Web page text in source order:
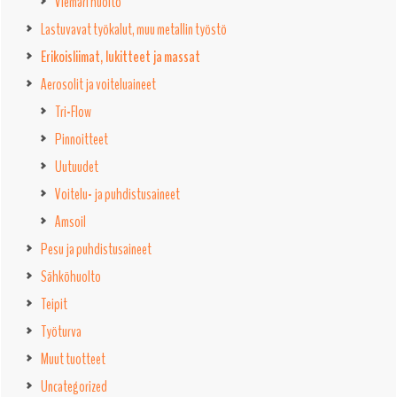
Lastuvavat työkalut, muu metallin työstö
Erikoisliimat, lukitteet ja massat
Aerosolit ja voiteluaineet
Tri-Flow
Pinnoitteet
Uutuudet
Voitelu- ja puhdistusaineet
Amsoil
Pesu ja puhdistusaineet
Sähköhuolto
Teipit
Työturva
Muut tuotteet
Uncategorized